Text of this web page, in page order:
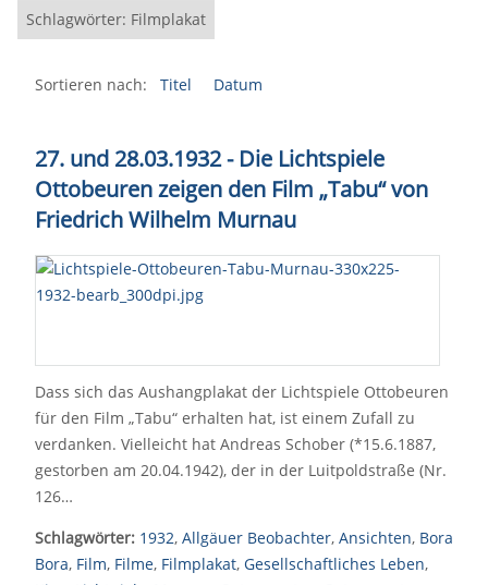
Schlagwörter: Filmplakat
Sortieren nach: Titel Datum
27. und 28.03.1932 - Die Lichtspiele
Ottobeuren zeigen den Film „Tabu“von
Friedrich Wilhelm Murnau
Dass sich das Aushangplakat der Lichtspiele Ottobeuren
für den Film „Tabu“ erhalten hat, ist einem Zufall zu
verdanken. Vielleicht hat Andreas Schober (*15.6.1887,
gestorben am 20.04.1942), der in der Luitpoldstraße (Nr.
126…
Schlagwörter: 1932, Allgäuer Beobachter, Ansichten, Bora
Bora, Film, Filme, Filmplakat, Gesellschaftliches Leben,